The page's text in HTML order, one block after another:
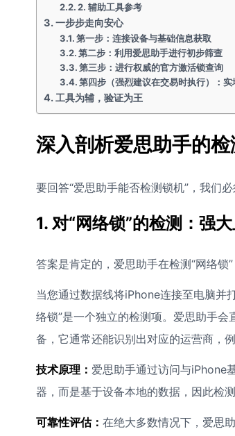
2. 辅助工具参考
一步步走向安心
第一步：连接设备与基础信息获取
第二步：利用爱思助手进行初步筛查
第三步：进行权威的官方激活锁查询
第四步（强烈建议在交易时执行）：实
工具为辅，验证为王
深入剖析爱思助手的
要回答“爱思助手能否检测锁机”，我们
1. 对“网络锁”的检测：强
答案是肯定的，爱思助手在检测“网络锁
当您通过数据线将iPhone连接至电脑并
络锁”是一个独立的检测项。爱思助手会
备，它通常还能识别出对应的运营商，例
技术原理： 爱思助手通过访问与iPhone
器，而是基于设备本地的数据，因此检
可靠性评估： 在绝大多数情况下，爱思